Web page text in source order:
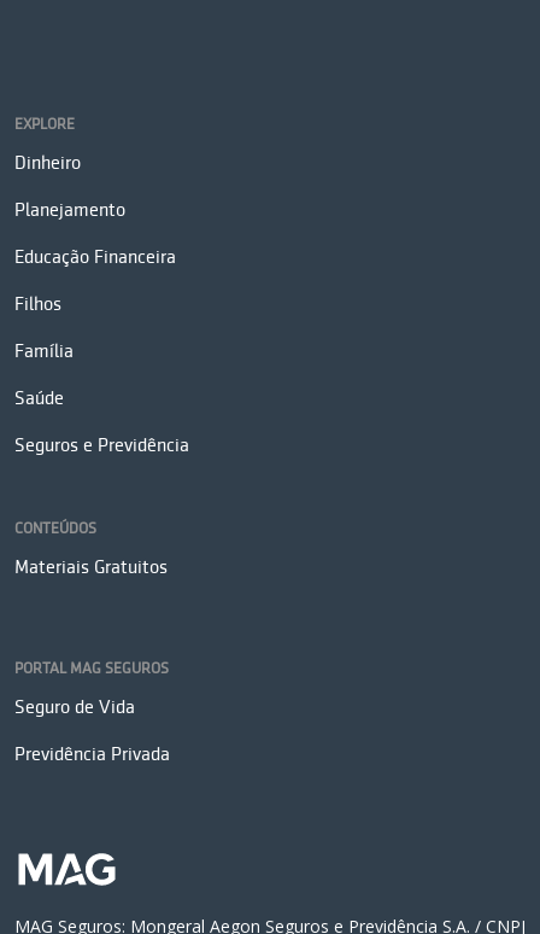
EXPLORE
Dinheiro
Planejamento
Educação Financeira
Filhos
Família
Saúde
Seguros e Previdência
CONTEÚDOS
Materiais Gratuitos
PORTAL MAG SEGUROS
Seguro de Vida
Previdência Privada
MAG Seguros: Mongeral Aegon Seguros e Previdência S.A. / CNPJ